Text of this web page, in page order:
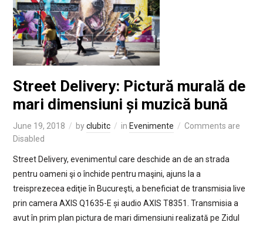
Street Delivery: Pictură murală de
mari dimensiuni și muzică bună
June 19, 2018 byclubitc in Evenimente
Comments are
Disabled
Street Delivery, evenimentul care deschide an de an strada
pentru oameni şi o închide pentru maşini, ajuns la a
treisprezecea ediţie în Bucureşti, a beneficiat de transmisia live
prin camera AXIS Q1635-E și audio AXIS T8351. Transmisia a
avut în prim plan pictura de mari dimensiuni realizată pe Zidul